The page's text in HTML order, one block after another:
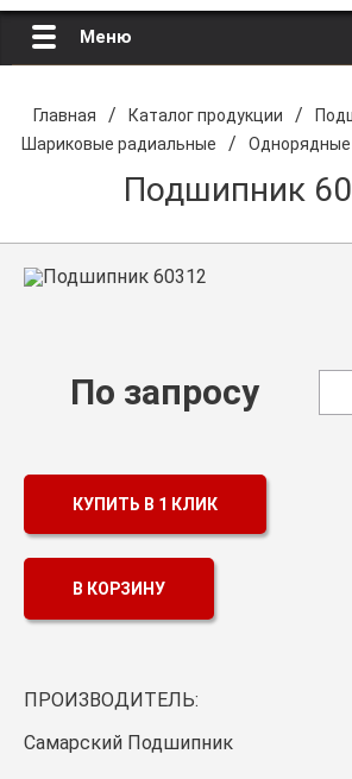
Меню
О компании
Оптовикам
Цепи
Главная / Каталог продукции /
Шариковые радиальные / Однорядные
Подшипник
По запросу
КУПИТЬ В 1 КЛИК
В КОРЗИНУ
ПРОИЗВОДИТЕЛЬ:
Самарский Подшипник